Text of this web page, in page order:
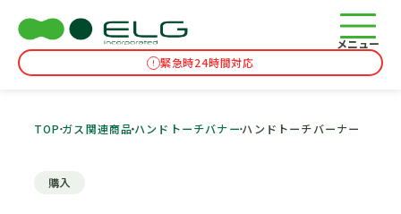
メニュー
緊急時24時間対応
TOPガス関連商品ハンドトーチバナーハンドトーチバーナー
購入